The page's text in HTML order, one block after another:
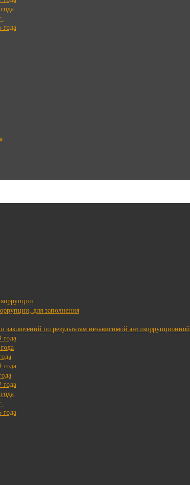
года
для заполнения
по результатам независимой антикоррупционной
года
года
года
года